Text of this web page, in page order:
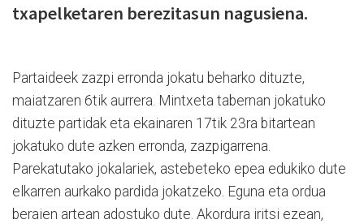
txapelketaren berezitasun nagusiena.
Partaideek zazpi erronda jokatu beharko dituzte,
maiatzaren 6tik aurrera. Mintxeta tabernan jokatuko
dituzte partidak eta ekainaren 17tik 23ra bitartean
jokatuko dute azken erronda, zazpigarrena.
Parekatutako jokalariek, astebeteko epea edukiko dute
elkarren aurkako pardida jokatzeko. Eguna eta ordua
beraien artean adostuko dute. Akordura iritsi ezean,